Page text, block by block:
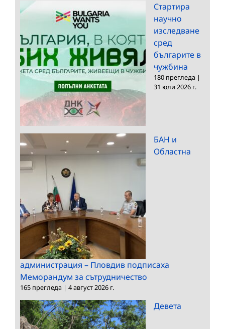
Стартира
научно
изследване
сред
българите в
чужбина
180 прегледа |
31 юли 2026 г.
БАН и
Областна
администрация – Пловдив подписаха
Меморандум за сътрудничество
165 прегледа | 4 август 2026 г.
Девета